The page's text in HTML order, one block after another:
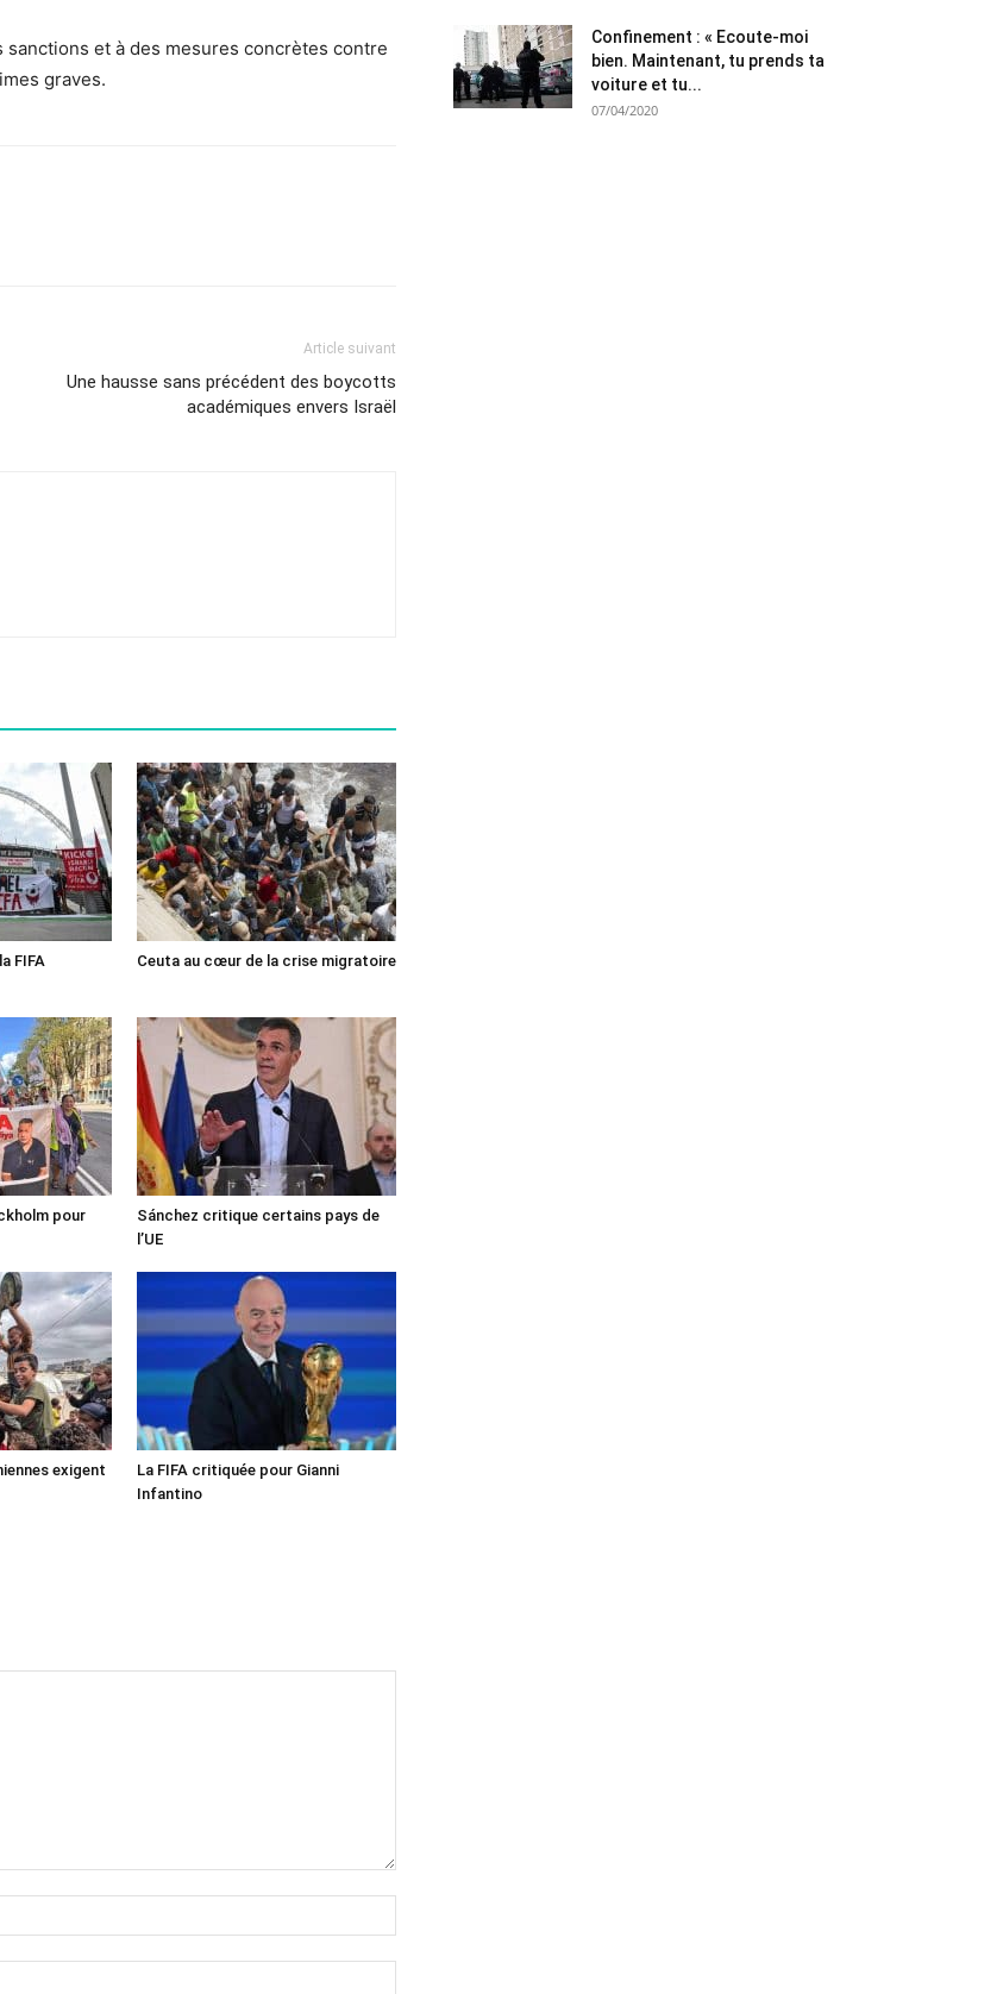
et à des mesures concrètes contre
graves.
Article suivant
Une hausse sans précédent des boycotts
académiques envers Israël
FIFA Ceuta au cœur de la crise migratoire
pour
Sánchez critique certains pays de
l’UE
exigent
La FIFA critiquée pour Gianni
Infantino
Confinement : « Ecoute-moi
bien. Maintenant, tu prends ta
voiture et tu...
07/04/2020